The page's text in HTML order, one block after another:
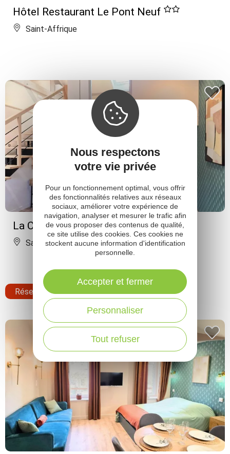
Hôtel Restaurant Le Pont Neuf
Saint-Affrique
La Cabane Perchée
Saint-Affrique
Réserver
Nous respectons
votre vie privée
Pour un fonctionnement optimal, vous offrir
des fonctionnalités relatives aux réseaux
sociaux, améliorer votre expérience de
navigation, analyser et mesurer le trafic afin
de vous proposer des contenus de qualité,
ce site utilise des cookies. Ces cookies ne
stockent aucune information d'identification
personnelle.
Tout refuser
Personnaliser
Accepter et fermer